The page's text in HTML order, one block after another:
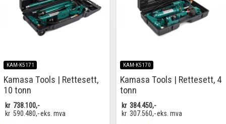
KAM-K5171
Kamasa Tools | Rettesett,
10 tonn
kr 738.100,-
kr 590.480,-eks. mva
KAM-K5170
Kamasa Tools | Rettesett, 4
tonn
kr 384.450,-
kr 307.560,-eks. mva